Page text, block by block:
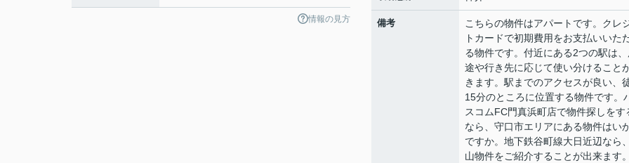
情報の見方 備考
こちらの物件はアパートです。クレ
トカードで初期費用をお支払いいた
る物件です。付近にある2つの駅は
途や行き先に応じて使い分けること
きます。駅までのアクセスが良い、
15分のところに位置する物件です。
スコムFC門真浜町店で物件探しをす
なら、守口市エリアにある物件はい
ですか。地下鉄谷町線大日近辺なら
山物件をご紹介することが出来ます